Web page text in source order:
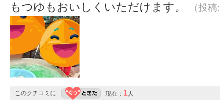
もつゆもおいしくいただけます。
（投
このクチコミに 現在： 1人